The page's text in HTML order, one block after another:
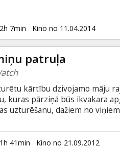
palīdz satuvināties ar bērnu un
pagātne pakāpeniski ņem
franču aktiera un režisora
2h 7min Kino no 11.04.2014
patruļa
kārtību dzivojamo māju
kuras pārziņā būs ikvakara
uzturēšanu, dažiem no
patruļa atklāj citplanētiešu
Filma angļu valodā ar
1h 41min Kino no 21.09.2012